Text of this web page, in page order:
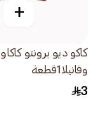
+
كاكو ديو برونتو كاكاو
وفانيلا1قطعة
3